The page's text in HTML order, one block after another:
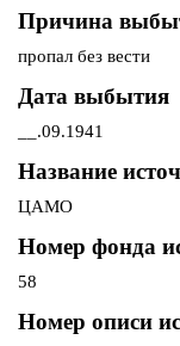
Причина
пропал без вести
Дата выбытия
__.09.1941
Название
ЦАМО
Номер фонда
58
Номер описи